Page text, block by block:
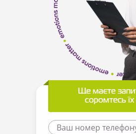
Ще маєте
соромтесь їх